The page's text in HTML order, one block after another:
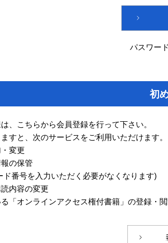
パスワー
初
、こちらから会員登録を行って下さい。
すと、次のサービスをご利用いただけます。
変更
の保管
番号を入力いただく必要がなくなります)
内容の変更
る「オンラインアクセス権付書籍」の登録・